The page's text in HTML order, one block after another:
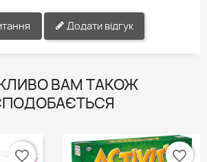
Додати відгук
ВАМ ТАКОЖ
favorite_border favorite_border